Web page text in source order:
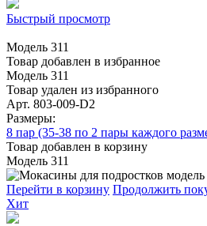
Быстрый просмотр
Модель 311
Товар добавлен в избранное
Модель 311
Товар удален из избранного
Арт. 803-009-D2
Размеры:
8 пар (35-38 по 2 пары каждого
Товар добавлен в корзину
Модель 311
Перейти в корзину Продолжить
Хит